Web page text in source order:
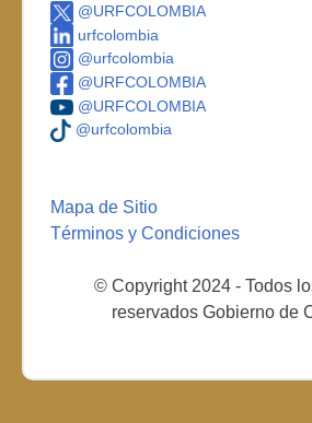
@URFCOLOMBIA
urfcolombia
@urfcolombia
@URFCOLOMBIA
@URFCOLOMBIA
@urfcolombia
Mapa de Sitio
Términos y Condiciones
© Copyright 2024 - Todos
reservados Gobierno de